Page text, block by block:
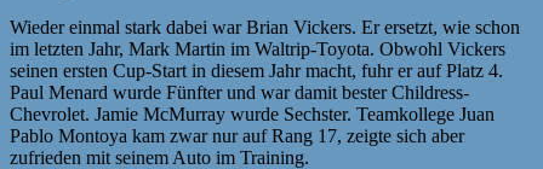
Wieder einmal stark dabei war Brian Vickers. Er ersetzt, wie schon
im letzten Jahr, Mark Martin im Waltrip-Toyota. Obwohl Vickers
seinen ersten Cup-Start in diesem Jahr macht, fuhr er auf Platz 4.
Paul Menard wurde Fünfter und war damit bester Childress-
Chevrolet. Jamie McMurray wurde Sechster. Teamkollege Juan
Pablo Montoya kam zwar nur auf Rang 17, zeigte sich aber
zufrieden mit seinem Auto im Training.